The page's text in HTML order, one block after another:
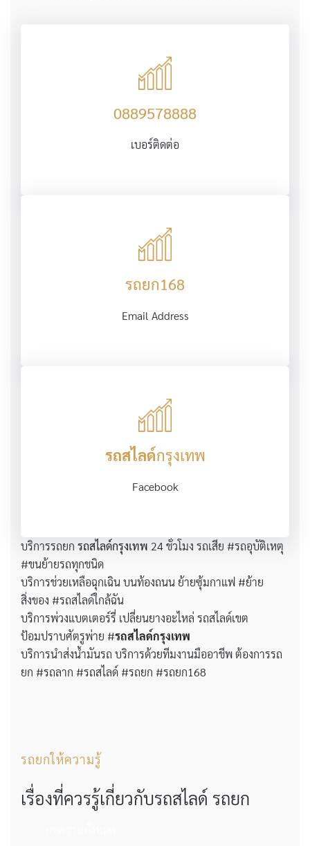
0889578888
เบอร์ติดต่อ
รถยก168
Email Address
รถสไลด์กรุงเทพ
Facebook
บริการรถยก รถสไลด์กรุงเทพ 24 ชั่วโมง รถเสีย #รถอุบัติเหตุ
#ขนย้ายรถทุกชนิด
บริการช่วยเหลือฉุกเฉิน บนท้องถนน ย้ายซุ้มกาแฟ #ย้าย
สิ่งของ #รถสไลด์ใกล้ฉัน
บริการพ่วงแบตเตอร์รี่ เปลี่ยนยางอะไหล่ รถสไลด์เขต
ป้อมปราบศัตรูพ่าย #รถสไลด์กรุงเทพ
บริการนำส่งน้ำมันรถ บริการด้วยทีมงานมืออาชีพ ต้องการรถ
ยก #รถลาก #รถสไลด์ #รถยก #รถยก168
รถยกให้ความรู้
เรื่องที่ควรรู้เกี่ยวกับรถสไลด์ รถยก